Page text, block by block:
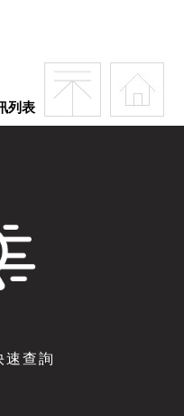
列表
速查詢